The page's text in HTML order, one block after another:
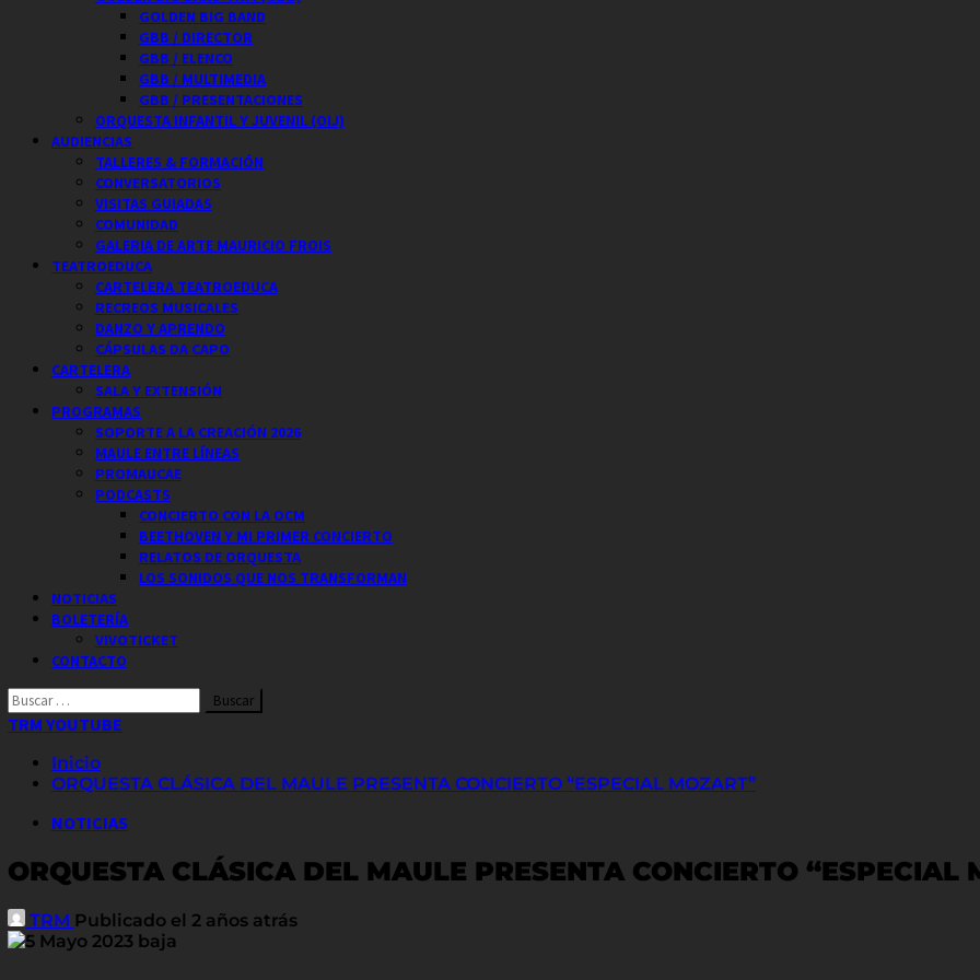
GOLDEN BIG BAND
GBB / DIRECTOR
GBB / ELENCO
GBB / MULTIMEDIA
GBB / PRESENTACIONES
ORQUESTA INFANTIL Y JUVENIL (OIJ)
AUDIENCIAS
TALLERES & FORMACIÓN
CONVERSATORIOS
VISITAS GUIADAS
COMUNIDAD
GALERIA DE ARTE MAURICIO FROIS
TEATROEDUCA
CARTELERA TEATROEDUCA
RECREOS MUSICALES
DANZO Y APRENDO
CÁPSULAS DA CAPO
CARTELERA
SALA Y EXTENSIÓN
PROGRAMAS
SOPORTE A LA CREACIÓN 2026
MAULE ENTRE LÍNEAS
PROMAUCAE
PODCASTS
CONCIERTO CON LA OCM
BEETHOVEN Y MI PRIMER CONCIERTO
RELATOS DE ORQUESTA
LOS SONIDOS QUE NOS TRANSFORMAN
NOTICIAS
BOLETERÍA
VIVOTICKET
CONTACTO
Buscar
por:
TRM YOUTUBE
Inicio
ORQUESTA CLÁSICA DEL MAULE PRESENTA CONCIERTO “ESPECIAL MOZART”
NOTICIAS
ORQUESTA CLÁSICA DEL MAULE PRESENTA CONCIERTO “ESPECIAL
TRM Publicado el 2 años atrás